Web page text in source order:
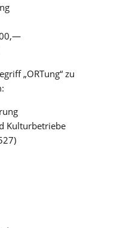
„ORTung“ zu
Kulturbetriebe